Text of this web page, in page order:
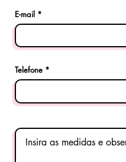
E-mail
Telefone